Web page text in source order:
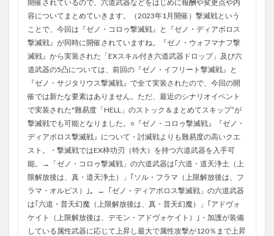
開催されているので、六道武器などをはじめに報酬や変更点や内
容についてまとめていきます。（2023年1月開催）撃滅戦という
ことで、今回は『ゼノ・コロゥ撃滅戦』と『ゼノ・ディアボロス
撃滅戦』が同時に開催されていますね。『ゼノ・ウォフマナフ撃
滅戦』から実装された「EXスキル付き六道武器ドロップ」及び六
道武器の5凸については、前回の『ゼノ・イフリート撃滅戦』と
『ゼノ・サジタリウス撃滅戦』で全て実装されたので、今回の開
催では新たな要素はありません。ただ、最近のシナリオイベント
で実装された"難易度「HELL」のストック＆まとめてスキップ”が
撃滅戦でも可能となりました。○『ゼノ・コロゥ撃滅戦』『ゼノ・
ディアボロス撃滅戦』について・討滅戦よりも難易度の高いクエ
スト。・撃滅戦ではEX枠功刃（特大）を持つ六道武器を入手可
能。→「ゼノ・コロゥ撃滅戦」の六道武器は｢六道・道天浄土（上
限解放後は、真・道天浄土）」｢ソル・フラマ（上限解放後は、フ
ラマ・オルビス）｣。→「ゼノ・ディアボロス撃滅戦」の六道武器
は｢六道・普天幻魔（上限解放後は、真・普天幻魔）」｢アドヴォ
ケイト（上限解放後は、デモン・アドヴォケイト）｣・加護が装備
している属性武器に応じて上昇し最大で属性攻撃が120％まで上昇